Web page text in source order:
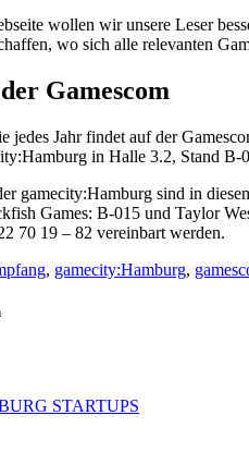
STARTUPS
wollen wir unsere Leser
wo sich alle relevanten
Gamescom
jedes Jahr findet auf der
in Halle 3.2, Stand B-
gamecity:Hamburg sind in
Games: B-015 und Taylor
70 19 – 82 vereinbart werden.
, gamecity:Hamburg,